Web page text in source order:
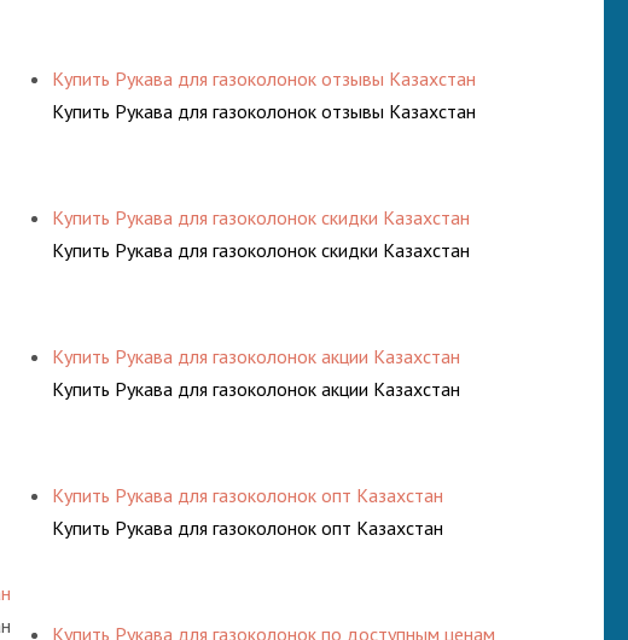
Купить Рукава для газоколонок отзывы Казахстан
Купить Рукава для газоколонок отзывы Казахстан
Купить Рукава для газоколонок скидки Казахстан
Купить Рукава для газоколонок скидки Казахстан
Купить Рукава для газоколонок акции Казахстан
Купить Рукава для газоколонок акции Казахстан
Купить Рукава для газоколонок опт Казахстан
Купить Рукава для газоколонок опт Казахстан
Купить Рукава для газоколонок по доступным ценам